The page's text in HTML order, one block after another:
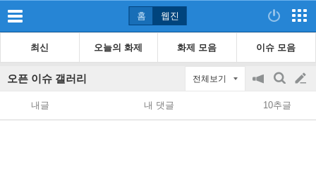
홈 웹진
최신 오늘의 화제 화제 모음 이슈 모음
오픈 이슈 갤러리 전체보기
공
지
on/off
검
색
글
쓰
내글 내 댓글 10추글